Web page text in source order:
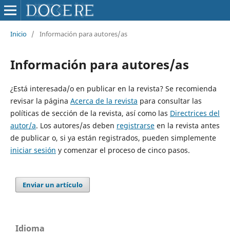
Inicio / Información para autores/as
Información para autores/as
¿Está interesada/o en publicar en la revista? Se recomienda
revisar la página Acerca de la revista para consultar las
políticas de sección de la revista, así como las Directrices del
autor/a. Los autores/as deben registrarseen la revista antes
de publicar o, si ya están registrados, pueden simplemente
iniciar sesión y comenzar el proceso de cinco pasos.
Enviar un artículo
Idioma